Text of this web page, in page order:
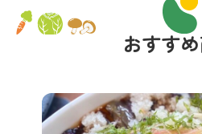
おすす